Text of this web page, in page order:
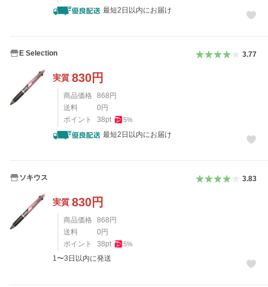
最短2日以内にお届け
E Selection 3.77
実質 830円
商品価格 868 円
送料
0 円
ポイント
38pt 5%
最短2日以内にお届け
ソキウス 3.83
実質 830円
商品価格 868 円
送料
0 円
ポイント
38pt 5%
1〜3日以内に発送